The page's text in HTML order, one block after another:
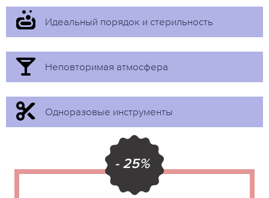
Идеальный порядок и стерильность
Неповторимая атмосфера
Одноразовые инструменты
- 25%